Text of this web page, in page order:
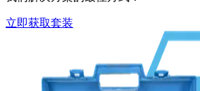
立即获取套装